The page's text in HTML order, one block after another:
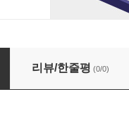
탄생 (큰글자책)
리뷰/한줄평 (0/0)